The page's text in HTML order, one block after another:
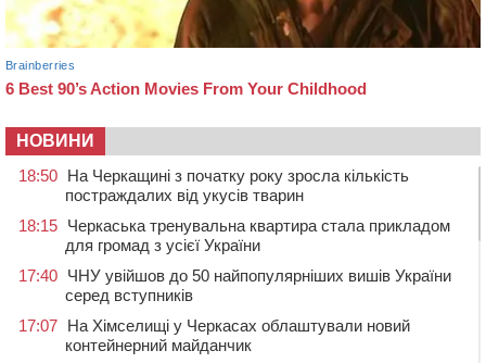
НОВИНИ
18:50 На Черкащині з початку року зросла кількість
постраждалих від укусів тварин
18:15 Черкаська тренувальна квартира стала прикладом
для громад з усієї України
17:40 ЧНУ увійшов до 50 найпопулярніших вишів України
серед вступників
17:07 На Хімселищі у Черкасах облаштували новий
контейнерний майданчик